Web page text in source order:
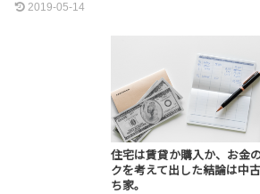
2019-05-14
住宅は賃貸か購入か、お金
クを考えて出した結論は中
ち家。